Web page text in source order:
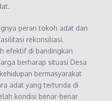
peran tokoh adat dan
rekonsiliasi.
efektif di bandingkan
berharap situasi Desa
bermasyarakat
adat yang tertunda di
kondisi benar-benar